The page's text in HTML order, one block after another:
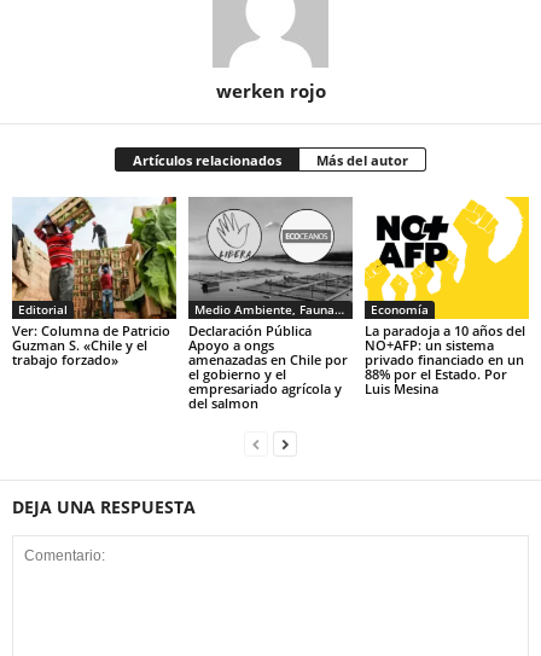
werken rojo
Artículos relacionados Más del autor
Editorial
Ver: Columna de Patricio
Guzman S. «Chile y el
trabajo forzado»
Medio Ambiente, Fauna y Sociedad
Declaración Pública
Apoyo a ongs
amenazadas en Chile por
el gobierno y el
empresariado agrícola y
del salmon
Economía
La paradoja a 10 años del
NO+AFP: un sistema
privado financiado en un
88% por el Estado. Por
Luis Mesina
DEJA UNA RESPUESTA